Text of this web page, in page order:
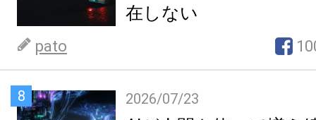
在しない
pato
8 2026/07/23